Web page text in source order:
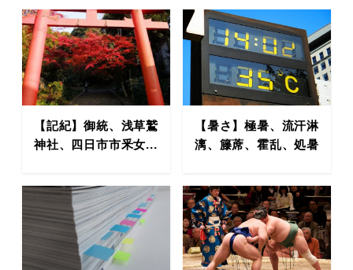
【記紀】御統、浅草鷲
神社、四日市市釆女...
【暑さ】極暑、流汗淋
漓、籐蓆、霍乱、処暑